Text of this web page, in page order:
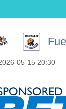
05-15 20:30